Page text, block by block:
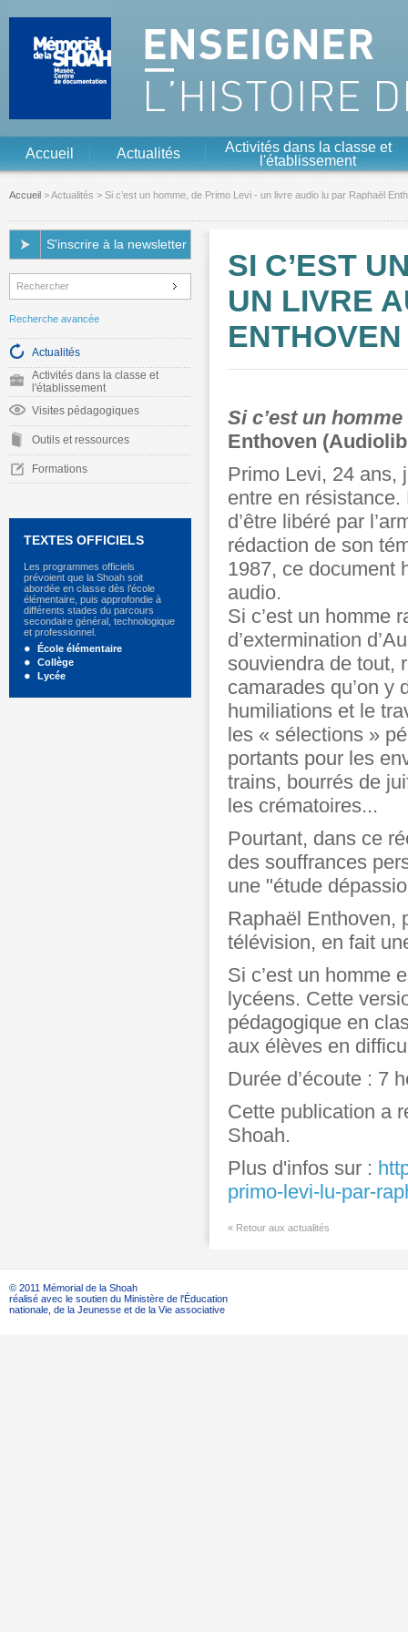
Accueil Actualités
Activités dans la classe et
l'établissement
Accueil >Actualités > Si c’est un homme, de Primo Levi - un livre audio lu par Raphaël
S'inscrire à la newsletter
Recherche avancée
Actualités
Activités dans la classe et
l'établissement
Visites pédagogiques
Outils et ressources
Formations
TEXTES OFFICIELS
Les programmes officiels
prévoient que la Shoah soit
abordée en classe dès l’école
élémentaire, puis approfondie à
différents stades du parcours
secondaire général, technologique
et professionnel.
École élémentaire
Collège
Lycée
SI C’EST
UN LIVRE
ENTHOVEN
Si c’est un homme
Enthoven
Primo Levi, 24 ans,
entre en résistance.
d’être libéré par
rédaction de son
1987, ce document
audio.
Si c’est un homme
d’extermination
souviendra de tout,
camarades qu’on y
humiliations et le
les « sélections »
portants pour les
trains, bourrés de
les crématoires...
Pourtant, dans ce
des souffrances
une "étude
Raphaël Enthoven,
télévision, en fait
Si c’est un homme
lycéens. Cette
pédagogique en
aux élèves en
Durée d’écoute : 7
Cette publication a
Shoah.
Plus d'infos sur :
primo-levi-lu-par-
« Retour aux actualités
© 2011 Mémorial de la Shoah
réalisé avec le soutien du Ministère de l'Éducation
nationale, de la Jeunesse et de la Vie associative